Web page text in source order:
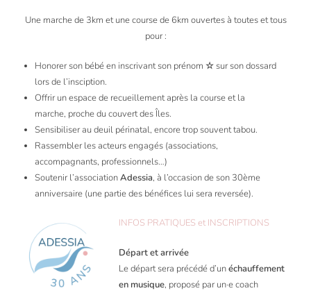
Une marche de 3km et une course de 6km ouvertes à toutes et tous
pour :
Honorer son bébé en inscrivant son prénom ☆ sur son dossard
lors de l’insciption.
Offrir un espace de recueillement après la course et la
marche, proche du couvert des Îles.
Sensibiliser au deuil périnatal, encore trop souvent tabou.
Rassembler les acteurs engagés (associations,
accompagnants, professionnels…)
Soutenir l’associationAdessia, à l’occasion de son 30ème
anniversaire (une partie des bénéfices lui sera reversée).
INFOS PRATIQUES et INSCRIPTIONS
Départ et arrivée
Le départ sera précédé d’unéchauffement
en musique, proposé par un·e coach